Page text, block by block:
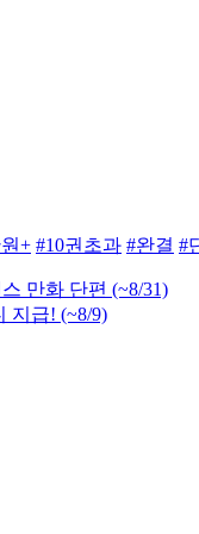
+ #10권초과 #완결 #
만화 단편 (~8/31)
지급! (~8/9)